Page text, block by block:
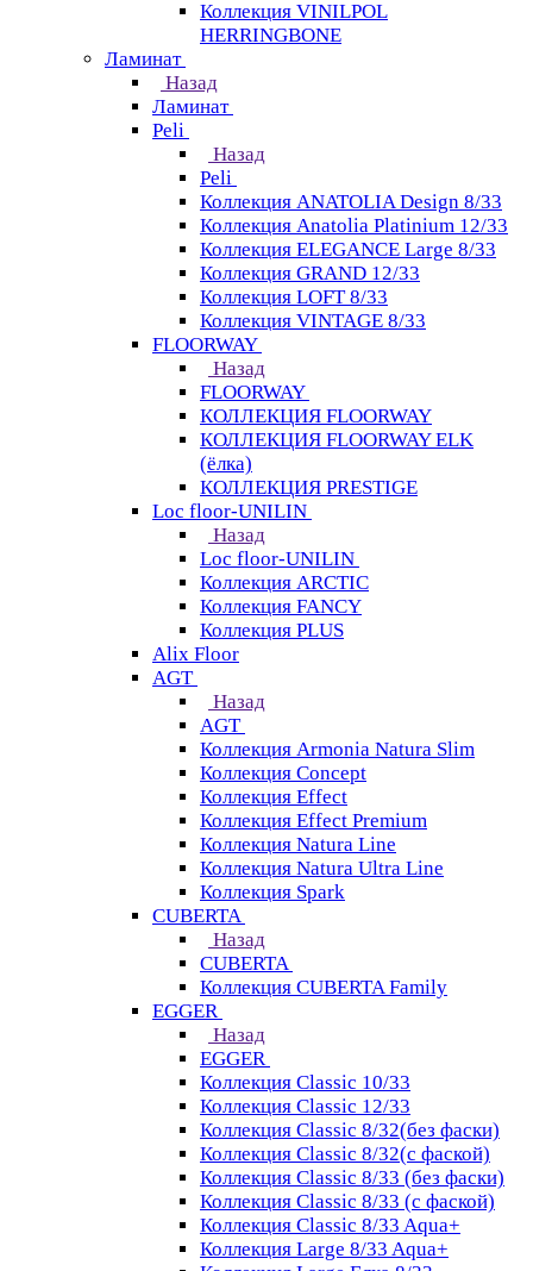
Коллекция VINILPOL
HERRINGBONE
Ламинат
Назад
Ламинат
Peli
Назад
Peli
Коллекция ANATOLIA Design 8/33
Коллекция Anatolia Platinium 12/33
Коллекция ELEGANCE Large 8/33
Коллекция GRAND 12/33
Коллекция LOFT 8/33
Коллекция VINTAGE 8/33
FLOORWAY
Назад
FLOORWAY
КОЛЛЕКЦИЯ FLOORWAY
КОЛЛЕКЦИЯ FLOORWAY ELK
(ёлка)
КОЛЛЕКЦИЯ PRESTIGE
Loс floor-UNILIN
Назад
Loс floor-UNILIN
Коллекция ARCTIС
Коллекция FANCY
Коллекция PLUS
Alix Floor
AGT
Назад
AGT
Коллекция Armonia Natura Slim
Коллекция Concept
Коллекция Effect
Коллекция Effect Premium
Коллекция Natura Line
Коллекция Natura Ultra Line
Коллекция Spark
CUBERTA
Назад
CUBERTA
Коллекция CUBERTA Family
EGGER
Назад
EGGER
Коллекция Classic 10/33
Коллекция Classic 12/33
Коллекция Classic 8/32(без фаски)
Коллекция Classic 8/32(с фаской)
Коллекция Classic 8/33 (без фаски)
Коллекция Classic 8/33 (с фаской)
Коллекция Classic 8/33 Aqua+
Коллекция Large 8/33 Aqua+